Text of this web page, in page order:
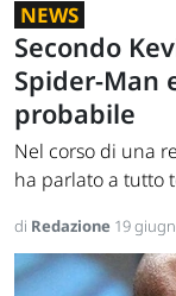
NEWS
Secondo
Spider-Man
probabile
Nel corso di una
ha parlato a tutto
di Redazione 19